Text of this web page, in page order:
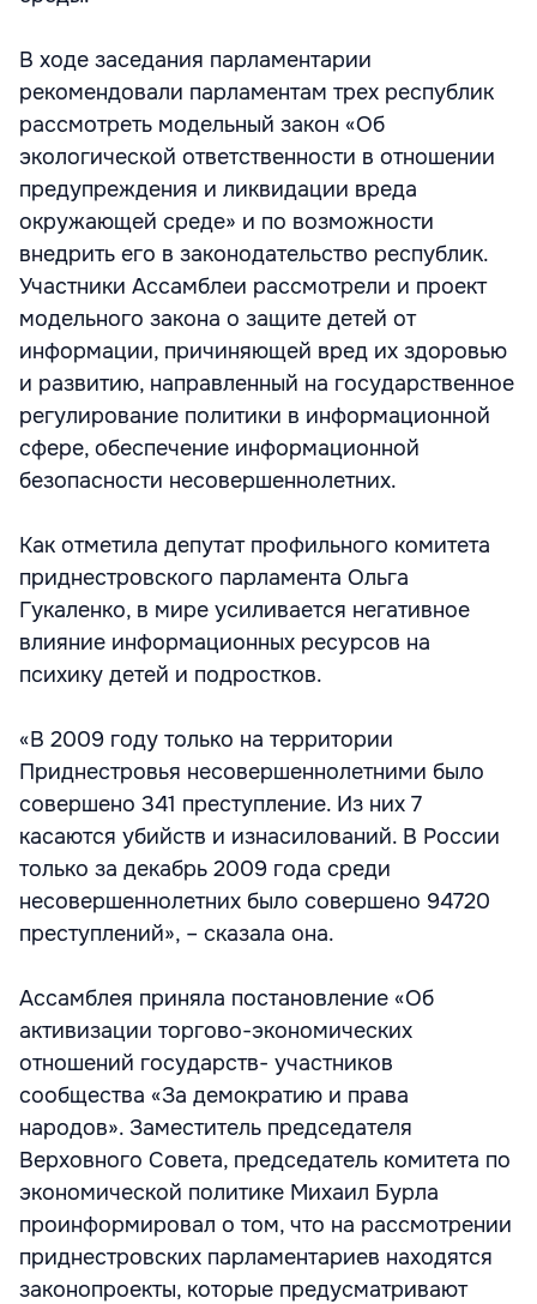
В ходе заседания парламентарии
рекомендовали парламентам трех республик
рассмотреть модельный закон «Об
экологической ответственности в отношении
предупреждения и ликвидации вреда
окружающей среде» и по возможности
внедрить его в законодательство республик.
Участники Ассамблеи рассмотрели и проект
модельного закона о защите детей от
информации, причиняющей вред их здоровью
и развитию, направленный на государственное
регулирование политики в информационной
сфере, обеспечение информационной
безопасности несовершеннолетних.
Как отметила депутат профильного комитета
приднестровского парламента Ольга
Гукаленко, в мире усиливается негативное
влияние информационных ресурсов на
психику детей и подростков.
«В 2009 году только на территории
Приднестровья несовершеннолетними было
совершено 341 преступление. Из них 7
касаются убийств и изнасилований. В России
только за декабрь 2009 года среди
несовершеннолетних было совершено 94720
преступлений», – сказала она.
Ассамблея приняла постановление «Об
активизации торгово-экономических
отношений государств- участников
сообщества «За демократию и права
народов». Заместитель председателя
Верховного Совета, председатель комитета по
экономической политике Михаил Бурла
проинформировал о том, что на рассмотрении
приднестровских парламентариев находятся
законопроекты, которые предусматривают